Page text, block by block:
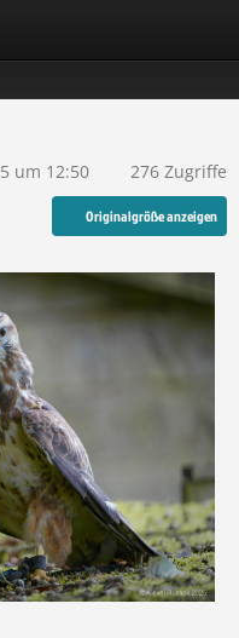
um 12:50 276 Zugriffe
Originalgröße anzeigen